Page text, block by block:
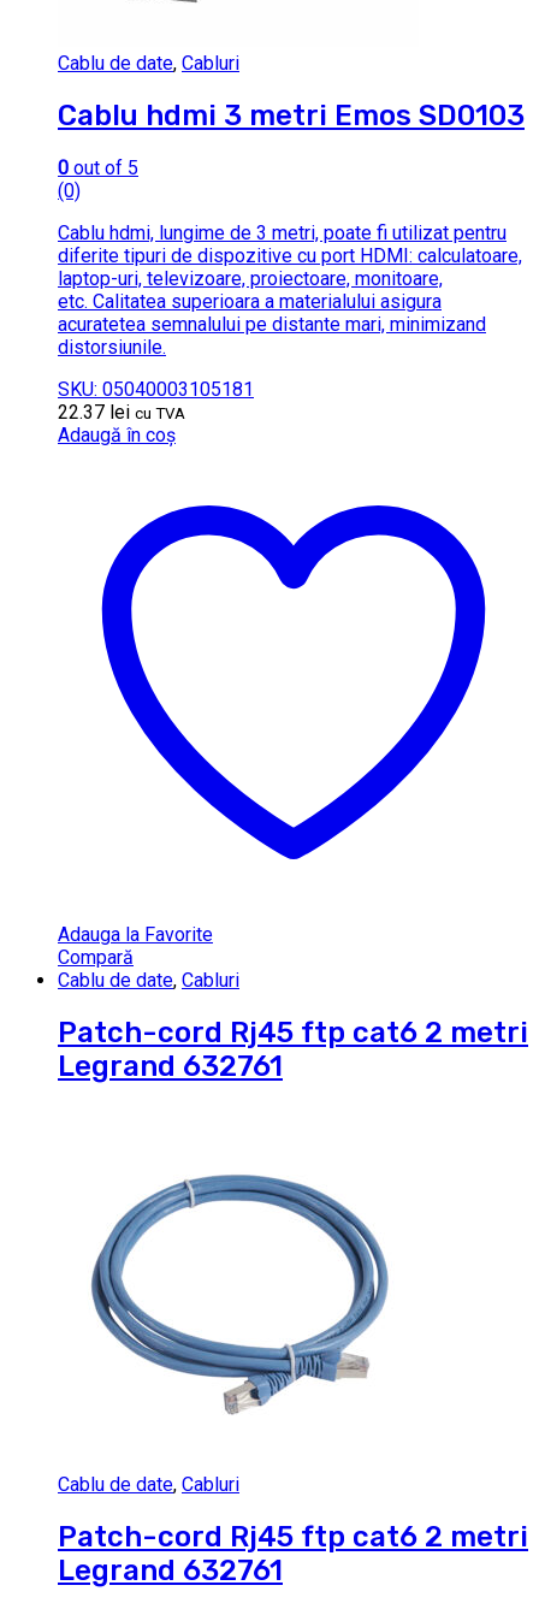
Cablu de date, Cabluri
Cablu hdmi 3 metri Emos SD0103
0 out of 5
(0)
Cablu hdmi, lungime de 3 metri, poate fi utilizat pentru
diferite tipuri de dispozitive cu port HDMI: calculatoare,
laptop-uri, televizoare, proiectoare, monitoare,
etc. Calitatea superioara a materialului asigura
acuratetea semnalului pe distante mari, minimizand
distorsiunile.
SKU: 05040003105181
22.37 lei cu TVA
Adaugă în coș
Adauga la Favorite
Compară
Cablu de date, Cabluri
Patch-cord Rj45 ftp cat6 2 metri
Legrand 632761
Cablu de date, Cabluri
Patch-cord Rj45 ftp cat6 2 metri
Legrand 632761